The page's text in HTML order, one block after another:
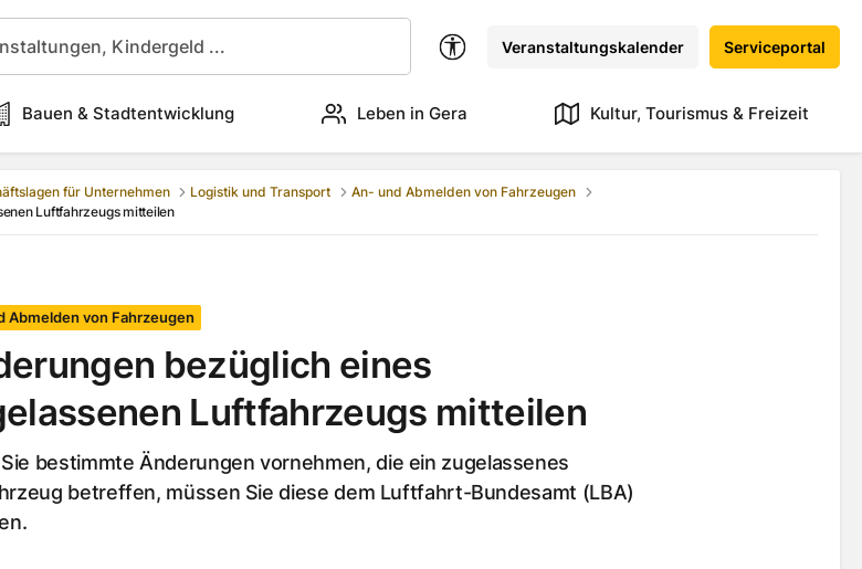
Veranstaltungskalender Serviceportal
Bauen & Stadtentwicklung Leben in Gera Kultur, Tourismus & Freizeit
für Unternehmen Logistik und Transport
An- und Abmelden von Fahrzeugen
Luftfahrzeugs mitteilen
Abmelden von Fahrzeugen
bezüglich eines
Luftfahrzeugs mitteilen
bestimmte Änderungen vornehmen, die ein zugelassenes
betreffen, müssen Sie diese dem Luftfahrt-Bundesamt (LBA)